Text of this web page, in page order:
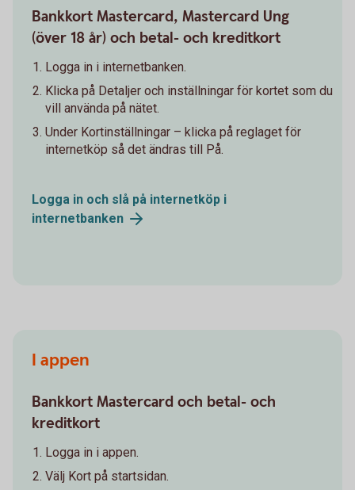
Bankkort Mastercard, Mastercard Ung
(över 18 år) och betal- och kreditkort
Logga in i internetbanken.
Klicka på Detaljer och inställningar för kortet som du
vill använda på nätet.
Under Kortinställningar – klicka på reglaget för
internetköp så det ändras till På.
Logga in och slå på internetköp i
internetbanken
I appen
Bankkort Mastercard och betal- och
kreditkort
Logga in i appen.
Välj Kort på startsidan.